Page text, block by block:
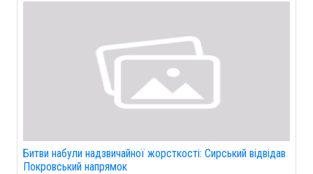
Битви набули надзвичайної жорсткості: Сирський відвідав
Покровський напрямок